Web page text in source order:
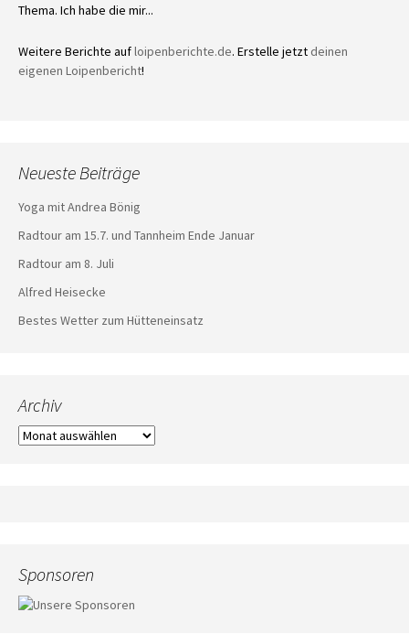
Thema. Ich habe die mir...
Weitere Berichte aufloipenberichte.de. Erstelle jetzt deinen
eigenen Loipenbericht!
Neueste Beiträge
Yoga mit Andrea Bönig
Radtour am 15.7. und Tannheim Ende Januar
Radtour am 8. Juli
Alfred Heisecke
Bestes Wetter zum Hütteneinsatz
Archiv
Archiv
Sponsoren